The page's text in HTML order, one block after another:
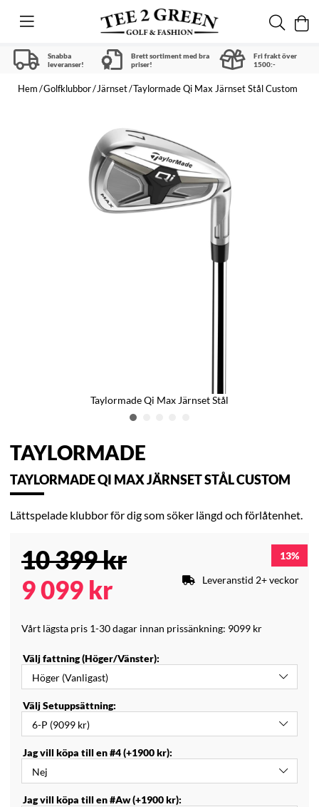
Snabba
leveranser!
Brett sortiment med bra
priser!
Fri frakt över
1500:-
Hem Golfklubbor Järnset Taylormade Qi Max Järnset Stål Custom
Taylormade Qi Max Järnset Stål
TAYLORMADE
TAYLORMADE QI MAX JÄRNSET STÅL CUSTOM
Lättspelade klubbor för dig som söker längd och förlåtenhet.
10 399kr
9 099 kr
Vårt lägsta pris 1-30 dagar innan prissänkning: 9099 kr
13
Leveranstid 2+ veckor
Välj fattning (Höger/Vänster):
Välj Setuppsättning:
Jag vill köpa till en #4 (+1900 kr):
Jag vill köpa till en #Aw (+1900 kr):